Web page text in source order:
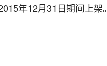
年12月31日期间上架。